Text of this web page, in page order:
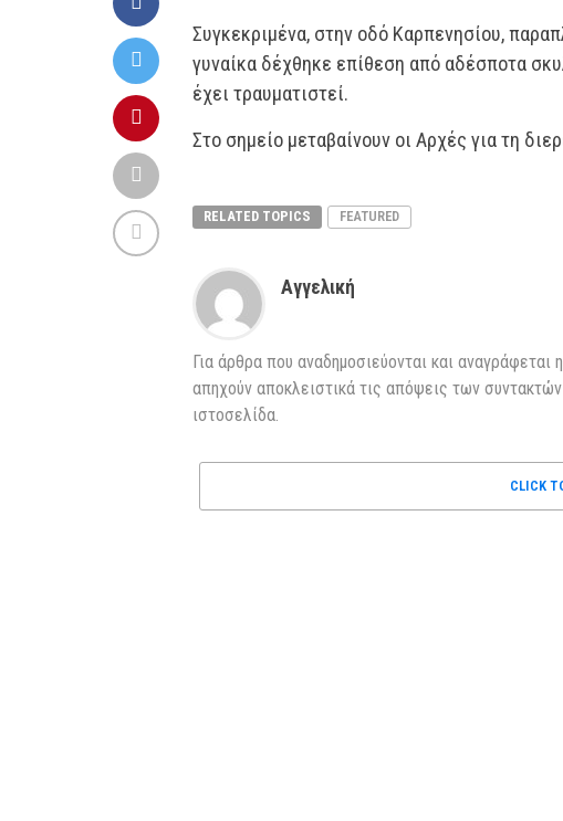
Συγκεκριμένα, στην οδό Καρπενησίου,
γυναίκα δέχθηκε επίθεση από αδέσποτα
έχει τραυματιστεί.
Στο σημείο μεταβαίνουν οι Αρχές για τη
RELATED TOPICS FEATURED
Αγγελική
Για άρθρα που αναδημοσιεύονται και
απηχούν αποκλειστικά τις απόψεις των
ιστοσελίδα.
CLICK